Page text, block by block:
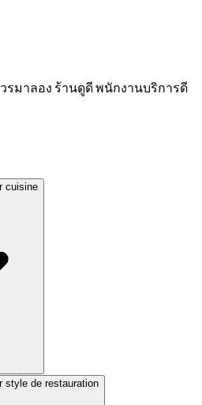
รมาลอง ร้านดูดี พนักงานบริการดี
cuisine
style de restauration